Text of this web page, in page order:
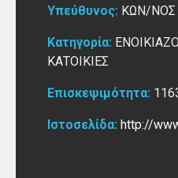
Υπεύθυνος: ΚΩΝ/
Κατηγορία:
ΚΑΤΟΙΚΙΕΣ
Επισκεψιμότητα:
Ιστοσελίδα: http://